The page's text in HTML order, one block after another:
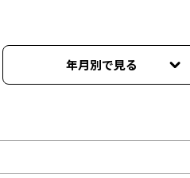
年月別で見る